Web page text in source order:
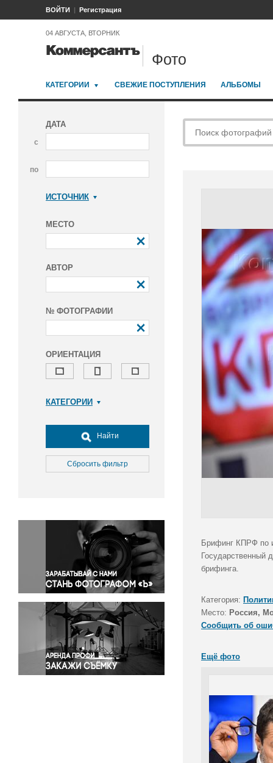
ВОЙТИ Регистрация
04 АВГУСТА, ВТОРНИК
Фото
КАТЕГОРИИ СВЕЖИЕ ПОСТУПЛЕНИЯ АЛЬБОМЫ
ДАТА
с
по
ИСТОЧНИК
МЕСТО
АВТОР
№ ФОТОГРАФИИ
ОРИЕНТАЦИЯ
КАТЕГОРИИ
Досуг, туризм и отдых
Культура
Медицина
Окружающая среда
Политика
Правосудие
Происшествия и конфликты
Религия
Светская жизнь
Спорт
Экология
Экономика и бизнес
Найти
Сбросить фильтр
Брифинг КПРФ по
Государственный
брифинга.
Категория:
Место: Россия,
Сообщить об
Ещё фото